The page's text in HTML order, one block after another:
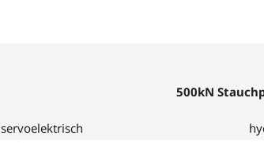
500kN
servoelektrisch